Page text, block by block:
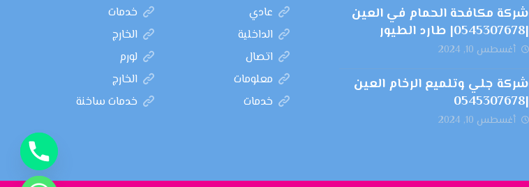
شركة مكافحة الحمام في العين
|0545307678| طارد الطيور
أغسطس 10, 2024
شركة جلي وتلميع الرخام العين
|0545307678
أغسطس 10, 2024
عادي
خدمات
الداخلية
الخارج
اتصال
لورم
معلومات
الخارج
خدمات
خدمات ساخنة